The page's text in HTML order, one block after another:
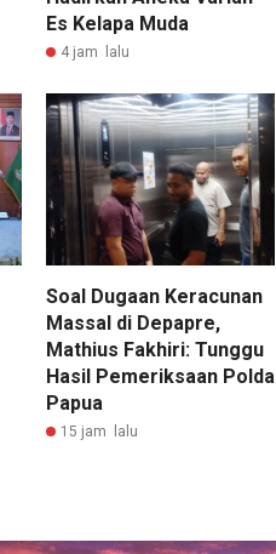
Es Kelapa Muda
4 jam lalu
Soal Dugaan Keracunan
Massal di Depapre,
Mathius Fakhiri: Tunggu
Hasil Pemeriksaan Polda
Papua
15 jam lalu